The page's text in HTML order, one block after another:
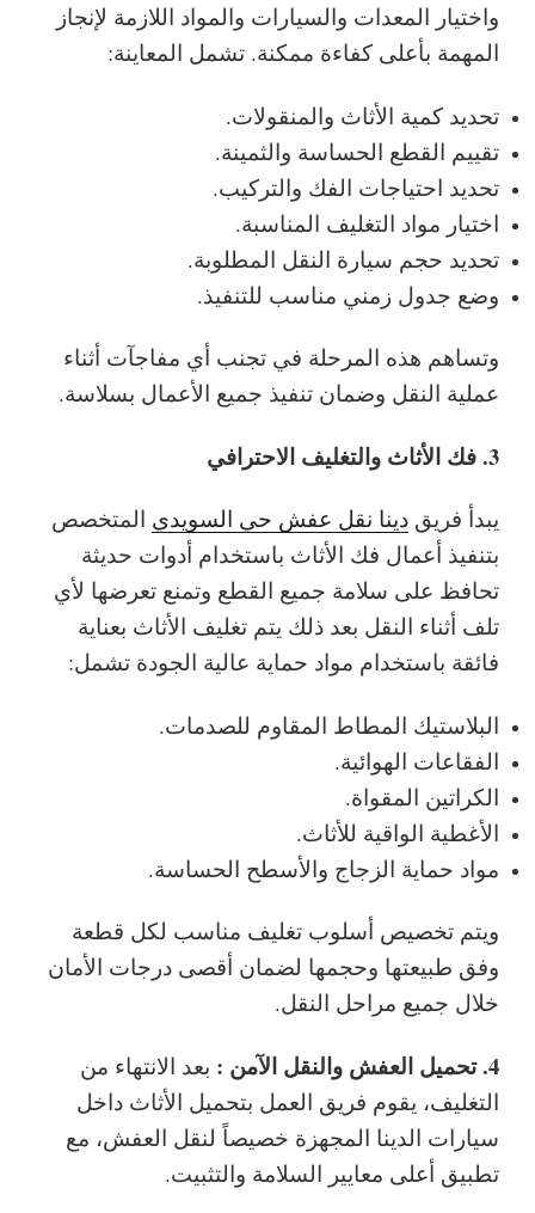
واختيار المعدات والسيارات والمواد اللازمة لإنجاز
المهمة بأعلى كفاءة ممكنة. تشمل المعاينة:
تحديد كمية الأثاث والمنقولات.
تقييم القطع الحساسة والثمينة.
تحديد احتياجات الفك والتركيب.
اختيار مواد التغليف المناسبة.
تحديد حجم سيارة النقل المطلوبة.
وضع جدول زمني مناسب للتنفيذ.
وتساهم هذه المرحلة في تجنب أي مفاجآت أثناء
عملية النقل وضمان تنفيذ جميع الأعمال بسلاسة.
3. فك الأثاث والتغليف الاحترافي
يبدأ فريق دينا نقل عفش حي السويدي المتخصص
بتنفيذ أعمال فك الأثاث باستخدام أدوات حديثة
تحافظ على سلامة جميع القطع وتمنع تعرضها لأي
تلف أثناء النقل بعد ذلك يتم تغليف الأثاث بعناية
فائقة باستخدام مواد حماية عالية الجودة تشمل:
البلاستيك المطاط المقاوم للصدمات.
الفقاعات الهوائية.
الكراتين المقواة.
الأغطية الواقية للأثاث.
مواد حماية الزجاج والأسطح الحساسة.
ويتم تخصيص أسلوب تغليف مناسب لكل قطعة
وفق طبيعتها وحجمها لضمان أقصى درجات الأمان
خلال جميع مراحل النقل.
4. تحميل العفش والنقل الآمن :
بعد الانتهاء من
التغليف، يقوم فريق العمل بتحميل الأثاث داخل
سيارات الدينا المجهزة خصيصاً لنقل العفش، مع
تطبيق أعلى معايير السلامة والتثبيت.